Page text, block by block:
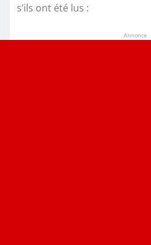
s’ils ont été lus :
Annonce